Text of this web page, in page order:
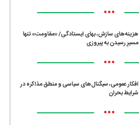
•••
هزینه‌های سازش، بهای ایستادگی/ «مقاومت» تنها
مسیرِ رسیدن به پیروزی
•••
افکار عمومی، سیگنال‌های سیاسی و منطق مذاکره در
شرایط بحران
•••